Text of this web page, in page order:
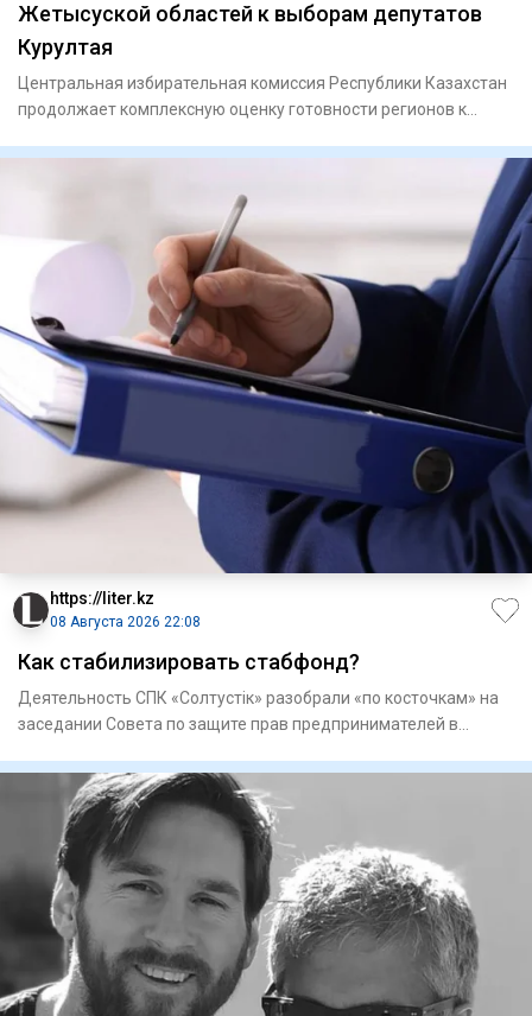
Жетысуской областей к выборам депутатов
Курултая
Центральная избирательная комиссия Республики Казахстан
продолжает комплексную оценку готовности регионов к
https://liter.kz
08 Августа 2026 22:08
Как стабилизировать стабфонд?
Деятельность СПК «Солтустiк» разобрали «по косточкам» на
заседании Совета по защите прав предпринимателей в